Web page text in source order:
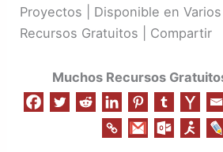
Proyectos | Disponible en
Recursos Gratuitos | Compartir
Muchos Recursos